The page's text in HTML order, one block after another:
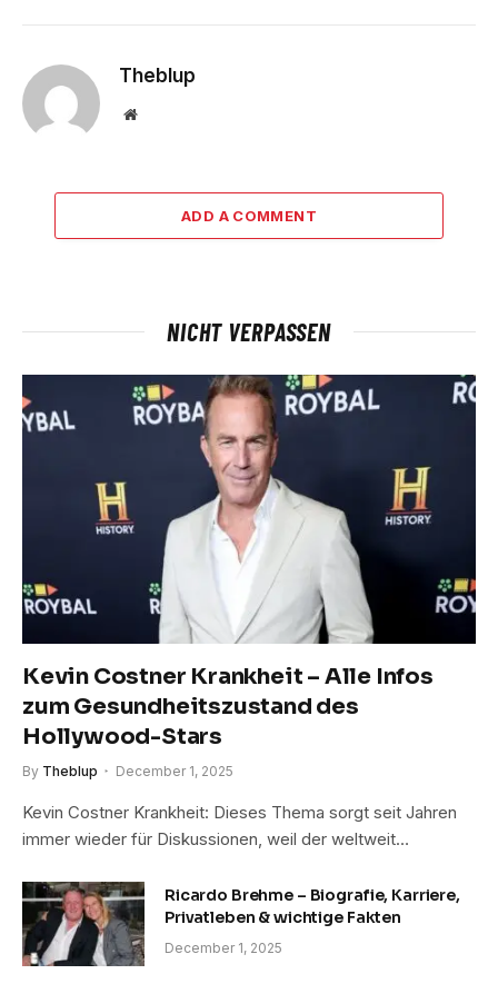
Theblup
Website
ADD A COMMENT
NICHT VERPASSEN
Kevin Costner Krankheit – Alle Infos
zum Gesundheitszustand des
Hollywood-Stars
By Theblup December 1, 2025
Kevin Costner Krankheit: Dieses Thema sorgt seit Jahren
immer wieder für Diskussionen, weil der weltweit…
Ricardo Brehme – Biografie, Karriere,
Privatleben & wichtige Fakten
December 1, 2025